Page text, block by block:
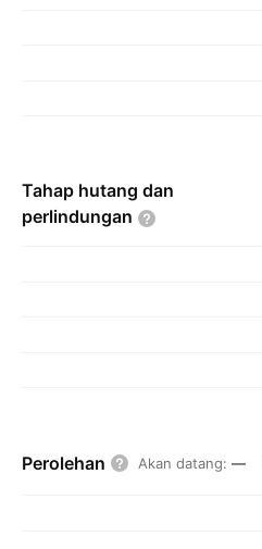
Tahap hutang dan
perlindungan
Perolehan Akan datang: —